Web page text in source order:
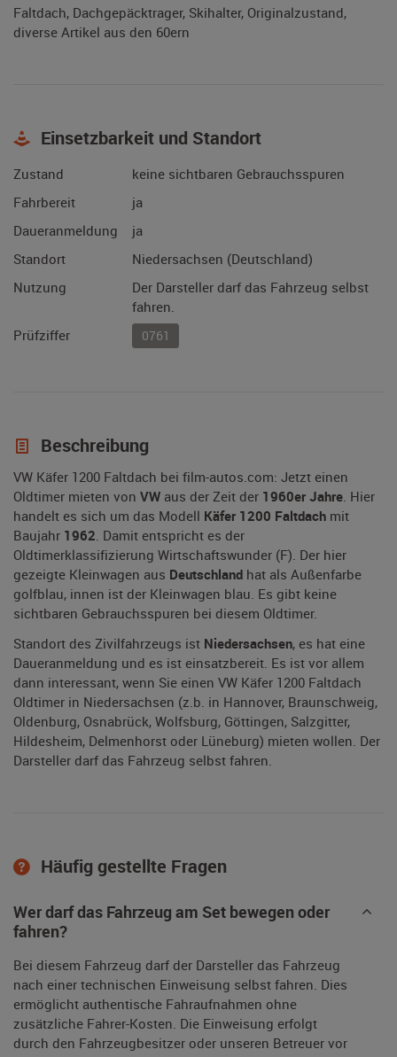
Faltdach, Dachgepäcktrager, Skihalter, Originalzustand,
diverse Artikel aus den 60ern
Einsetzbarkeit und Standort
Zustand
keine sichtbaren Gebrauchsspuren
Fahrbereit
ja
Daueranmeldung
ja
Standort
Niedersachsen (Deutschland)
Nutzung
Der Darsteller darf das Fahrzeug selbst
fahren.
Prüfziffer
0761
Beschreibung
VW Käfer 1200 Faltdach bei film-autos.com: Jetzt einen
Oldtimer mieten von VW aus der Zeit der 1960er Jahre. Hier
handelt es sich um das Modell Käfer 1200 Faltdach mit
Baujahr 1962. Damit entspricht es der
Oldtimerklassifizierung Wirtschaftswunder (F). Der hier
gezeigte Kleinwagen aus Deutschland hat als Außenfarbe
golfblau, innen ist der Kleinwagen blau. Es gibt keine
sichtbaren Gebrauchsspuren bei diesem Oldtimer.
Standort des Zivilfahrzeugs ist Niedersachsen, es hat eine
Daueranmeldung und es ist einsatzbereit. Es ist vor allem
dann interessant, wenn Sie einen VW Käfer 1200 Faltdach
Oldtimer in Niedersachsen (z.b. in Hannover, Braunschweig,
Oldenburg, Osnabrück, Wolfsburg, Göttingen, Salzgitter,
Hildesheim, Delmenhorst oder Lüneburg) mieten wollen. Der
Darsteller darf das Fahrzeug selbst fahren.
Häufig gestellte Fragen
Wer darf das Fahrzeug am Set bewegen oder
fahren?
Bei diesem Fahrzeug darf der Darsteller das Fahrzeug
nach einer technischen Einweisung selbst fahren. Dies
ermöglicht authentische Fahraufnahmen ohne
zusätzliche Fahrer-Kosten. Die Einweisung erfolgt
durch den Fahrzeugbesitzer oder unseren Betreuer vor